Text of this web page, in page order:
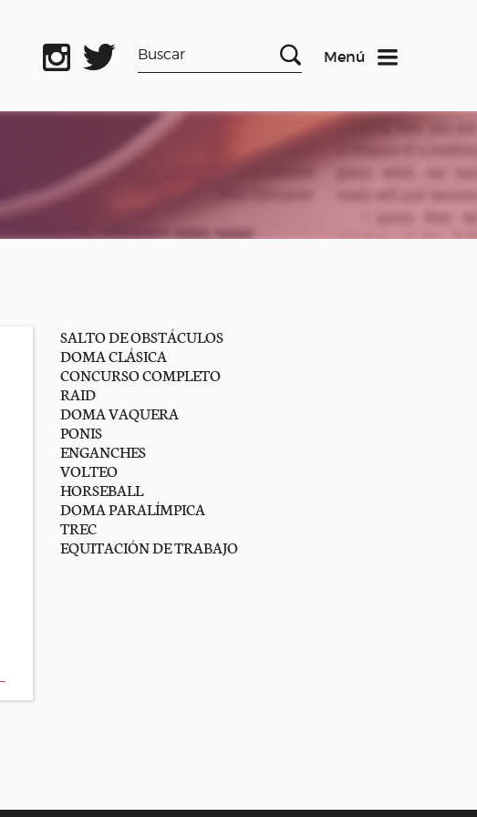
Menú
SALTO DE OBSTÁCULOS
DOMA CLÁSICA
CONCURSO COMPLETO
RAID
DOMA VAQUERA
PONIS
ENGANCHES
VOLTEO
HORSEBALL
DOMA PARALÍMPICA
TREC
EQUITACIÓN DE TRABAJO